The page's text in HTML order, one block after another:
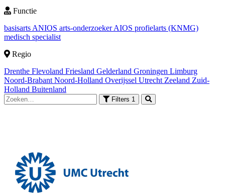
Functie
basisarts ANIOS arts-onderzoekerAIOS profielarts (KNMG)
medisch specialist
Regio
Drenthe Flevoland Friesland Gelderland Groningen Limburg
Noord-Brabant Noord-Holland Overijssel Utrecht Zeeland Zuid-
Holland Buitenland
Filters 1